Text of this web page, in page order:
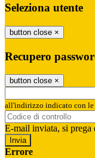
Seleziona utente
button close ×
Recupero
button close ×
all'indirizzo indicato con le
E-mail inviata, si prega
Errore